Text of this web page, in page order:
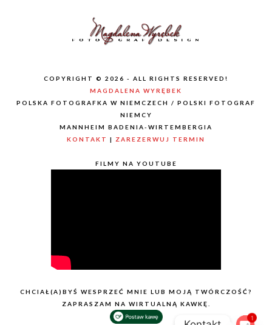
COPYRIGHT © 2026 - ALL RIGHTS RESERVED!
MAGDALENA WYRĘBEK
POLSKA FOTOGRAFKA W NIEMCZECH / POLSKI FOTOGRAF
NIEMCY
MANNHEIM BADENIA-WIRTEMBERGIA
KONTAKT | ZAREZERWUJ TERMIN
FILMY NA YOUTUBE
CHCIAŁ(A)BYŚ WESPRZEĆ MNIE LUB MOJĄ TWÓRCZOŚĆ?
ZAPRASZAM NA WIRTUALNĄ KAWKĘ.
1